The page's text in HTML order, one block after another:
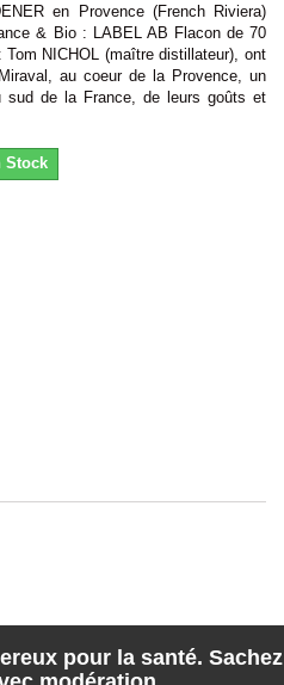
en Provence (French Riviera)
& Bio : LABEL AB Flacon de 70
NICHOL (maître distillateur), ont
au coeur de la Provence, un
sud de la France, de leurs goûts et
Stock
pour la santé. Sachez